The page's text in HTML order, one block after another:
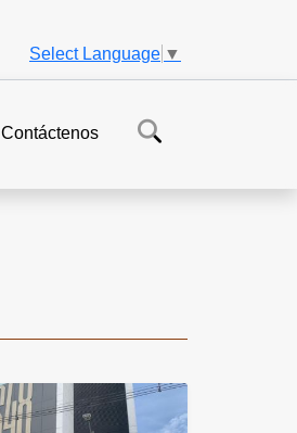
Select Language ▼
Contáctenos